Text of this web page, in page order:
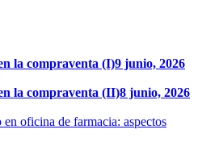
la compraventa (I)9 junio, 2026
la compraventa (II)8 junio, 2026